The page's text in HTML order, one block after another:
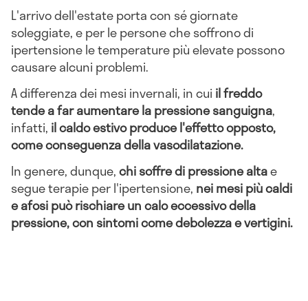
L'arrivo dell'estate porta con sé giornate
soleggiate, e per le persone che soffrono di
ipertensione le temperature più elevate possono
causare alcuni problemi.
A differenza dei mesi invernali, in cui il freddo
tende a far aumentare la pressione sanguigna,
infatti, il caldo estivo produce l'effetto opposto,
come conseguenza della vasodilatazione.
In genere, dunque,chi soffre di pressione altae
segue terapie per l'ipertensione, nei mesi più caldi
e afosi può rischiare un calo eccessivo della
pressione, con sintomi come debolezza e vertigini.